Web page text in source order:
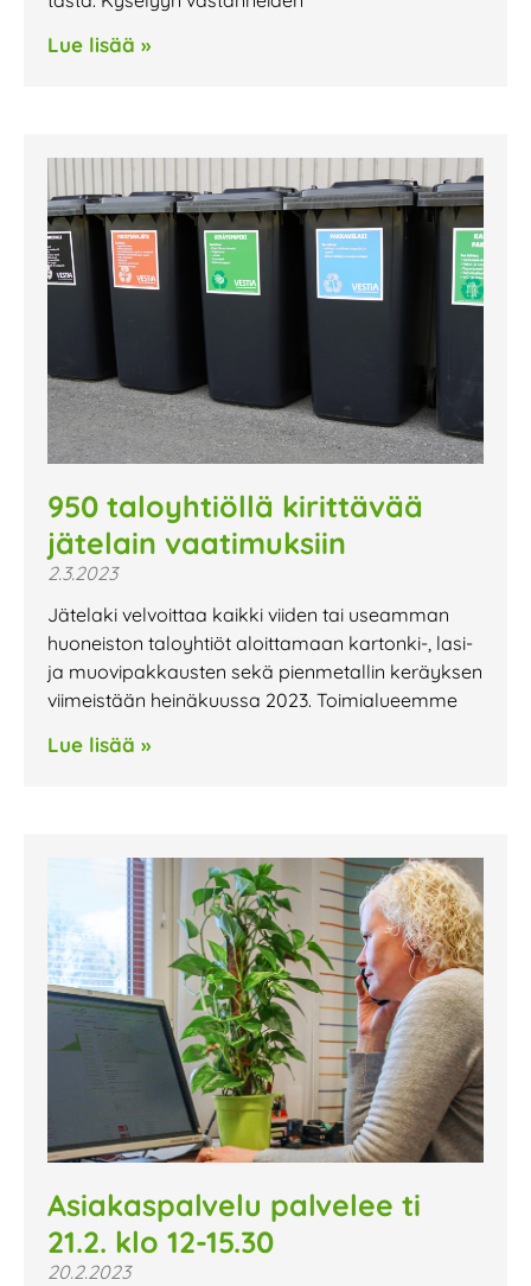
Lue lisää »
950 taloyhtiöllä kirittävää
jätelain vaatimuksiin
2.3.2023
Jätelaki velvoittaa kaikki viiden tai useamman
huoneiston taloyhtiöt aloittamaan kartonki-, lasi-
ja muovipakkausten sekä pienmetallin keräyksen
viimeistään heinäkuussa 2023. Toimialueemme
Lue lisää »
Asiakaspalvelu palvelee ti
21.2. klo 12-15.30
20.2.2023